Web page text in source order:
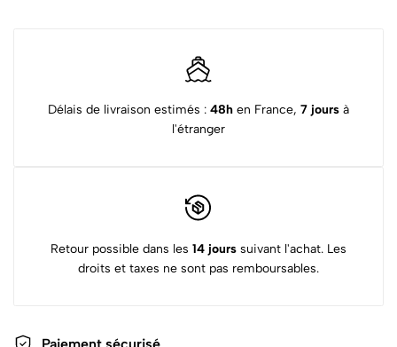
Délais de livraison estimés : 48h en France, 7 jours à
l'étranger
Retour possible dans les 14 jours suivant l'achat. Les
droits et taxes ne sont pas remboursables.